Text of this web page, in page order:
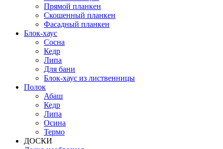
Прямой планкен
Скошенный планкен
Фасадный планкен
Блок-хаус
Сосна
Кедр
Липа
Для бани
Блок-хаус из лиственницы
Полок
Абаш
Кедр
Липа
Осина
Термо
ДОСКИ